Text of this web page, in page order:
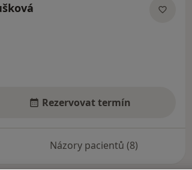
Rezervovat termín
Názory pacientů (8)